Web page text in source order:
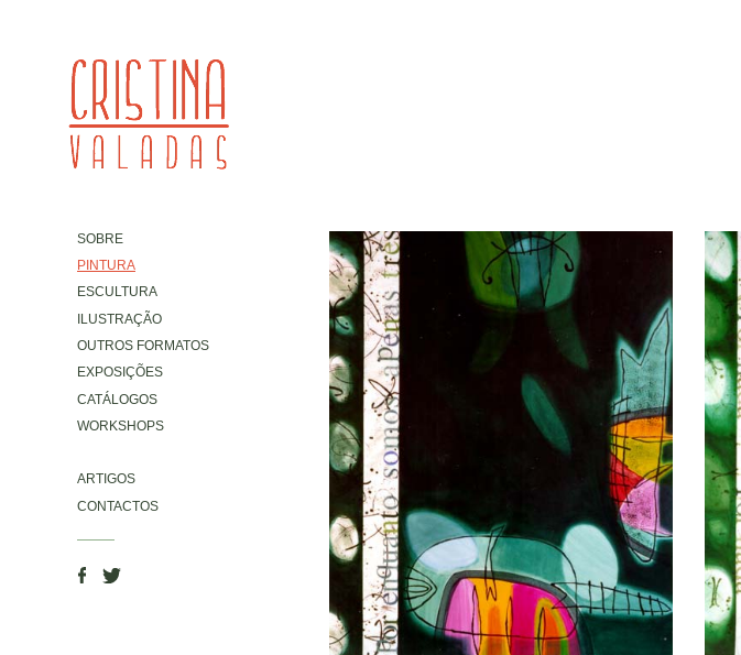
PINTURA
SOBRE
ESCULTURA
ILUSTRAÇÃO
OUTROS FORMATOS
EXPOSIÇÕES
ARTIGOS
CATÁLOGOS
WORKSHOPS
CONTACTOS